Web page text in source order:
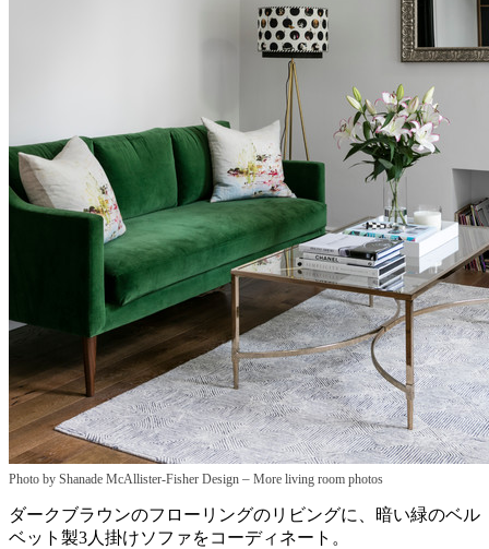
Photo by Shanade McAllister-Fisher Design – More living room photos
ダークブラウンのフローリングのリビングに、暗い緑のベル
ベット製3人掛けソファをコーディネート。